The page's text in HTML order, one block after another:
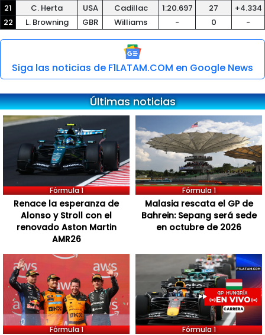
21
C. Herta USA Cadillac 1:20.697 27
+4.334
22
L. Browning GBR Williams - 0 -
Siga las noticias de F1LATAM.COM en Google News
Últimas noticias
Fórmula 1
Renace la esperanza de
Alonso y Stroll con el
renovado Aston Martin
AMR26
Fórmula 1
Malasia rescata el GP de
Bahrein: Sepang será sede
en octubre de 2026
Fórmula 1 Fórmula 1